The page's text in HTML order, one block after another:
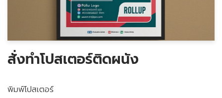
สั่งทำโปสเตอร์ติดผนัง
พิมพ์โปสเตอร์